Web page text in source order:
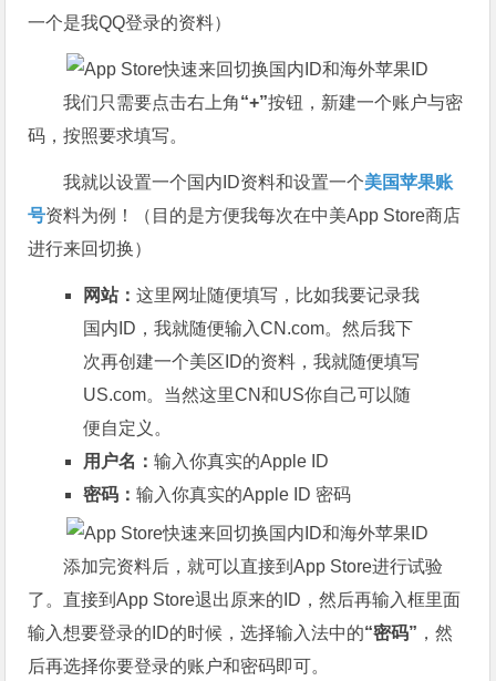
一个是我QQ登录的资料）
我们只需要点击右上角“+”按钮，新建一个账户与密
码，按照要求填写。
我就以设置一个国内ID资料和设置一个美国苹果账
号资料为例！（目的是方便我每次在中美App Store商店
进行来回切换）
网站：这里网址随便填写，比如我要记录我
国内ID，我就随便输入CN.com。然后我下
次再创建一个美区ID的资料，我就随便填写
US.com。当然这里CN和US你自己可以随
便自定义。
用户名：输入你真实的Apple ID
密码：输入你真实的Apple ID 密码
添加完资料后，就可以直接到App Store进行试验
了。直接到App Store退出原来的ID，然后再输入框里面
输入想要登录的ID的时候，选择输入法中的“密码” ，然
后再选择你要登录的账户和密码即可。